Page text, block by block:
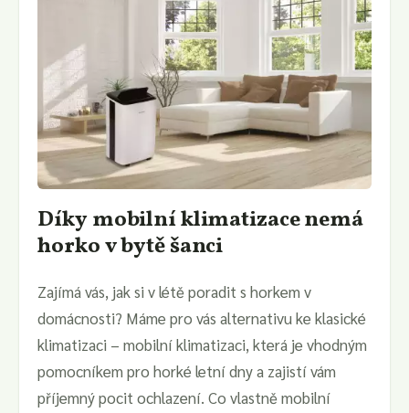
Díky mobilní klimatizace nemá
horko v bytě šanci
Zajímá vás, jak si v létě poradit s horkem v
domácnosti? Máme pro vás alternativu ke klasické
klimatizaci – mobilní klimatizaci, která je vhodným
pomocníkem pro horké letní dny a zajistí vám
příjemný pocit ochlazení. Co vlastně mobilní